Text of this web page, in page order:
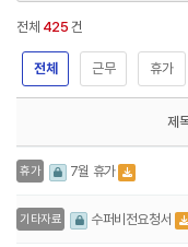
전체 425 건
전체 근무 휴가
제
휴가 7월 휴가
기타자료 수퍼비전요청서